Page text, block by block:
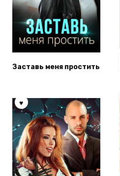
Заставь меня простить